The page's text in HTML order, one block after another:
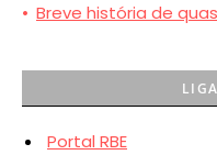
• Breve história de
Portal RBE